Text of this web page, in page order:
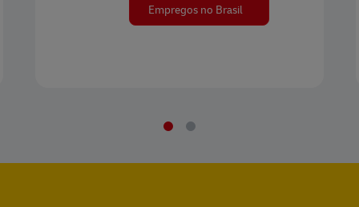
Empregos no Brasil